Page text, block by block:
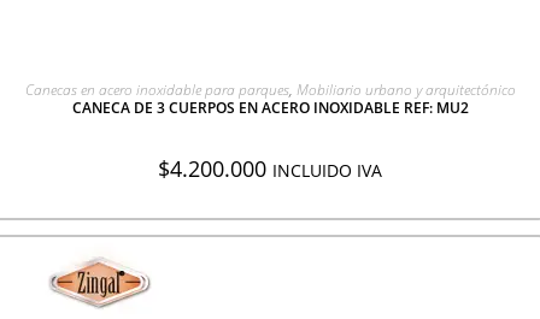
AGREGAR A COTIZACIÓN
Canecas en acero inoxidable para parques, Mobiliario urbano y arquitectónico
CANECA DE 3 CUERPOS EN ACERO INOXIDABLE REF: MU2
$4.200.000 INCLUIDO IVA